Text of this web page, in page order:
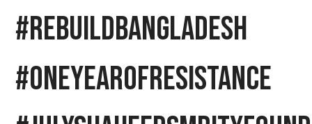
#RebuildBangladesh
#OneYearOfResistance